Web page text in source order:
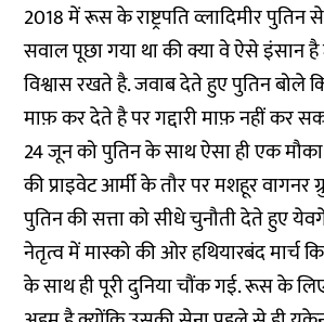
2018 में रूस के राष्ट्रपति व्लादिमीर
सवाल पूछा गया था की क्या वे ऐसे इंसान
विश्वास रखते है. जवाब देते हुए पुतिन बोले
माफ़ कर देते है पर गद्दारी माफ़ नहीं कर
24 जून को पुतिन के साथ ऐसा ही एक
की प्राइवेट आर्मी के तौर पर मशहूर वागनर
पुतिन की सत्ता को सीधे चुनौती देते हुए
नेतृत्व में मास्को की ओर हथियारबंद मार्च
के साथ ही पूरी दुनिया चौंक गई. रूस के